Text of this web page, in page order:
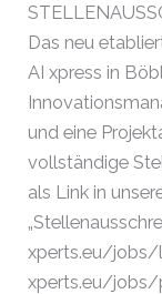
Das neu
AI xpress in
und eine
vollständige
als Link in
xperts.eu/
xperts.eu/jobs/